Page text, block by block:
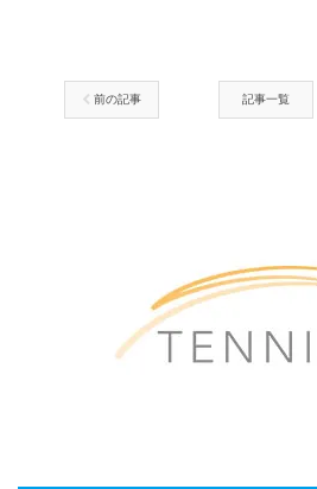
前の記事 記事一覧